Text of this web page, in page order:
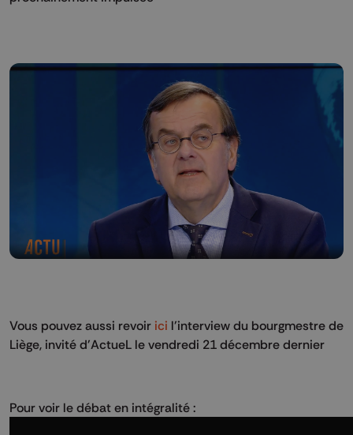
Vous pouvez aussi revoir ici l'interview du bourgmestre de
Liège, invité d'ActueL le vendredi 21 décembre dernier
Pour voir le débat en intégralité :